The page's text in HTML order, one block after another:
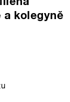
a kolegyně